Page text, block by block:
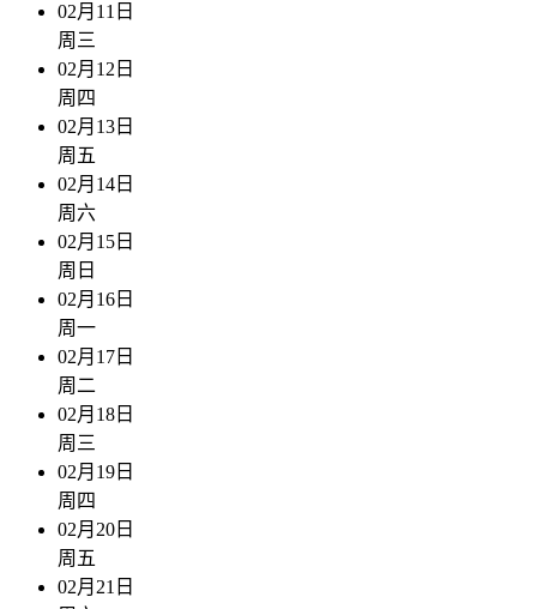
02月11日
周三
02月12日
周四
02月13日
周五
02月14日
周六
02月15日
周日
02月16日
周一
02月17日
周二
02月18日
周三
02月19日
周四
02月20日
周五
02月21日